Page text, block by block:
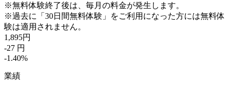
※無料体験終了後は、毎月の料金が発生します。
※過去に「30日間無料体験」をご利用になった方には無料体
験は適用されません。
1,895円
-27 円
-1.40%
業績